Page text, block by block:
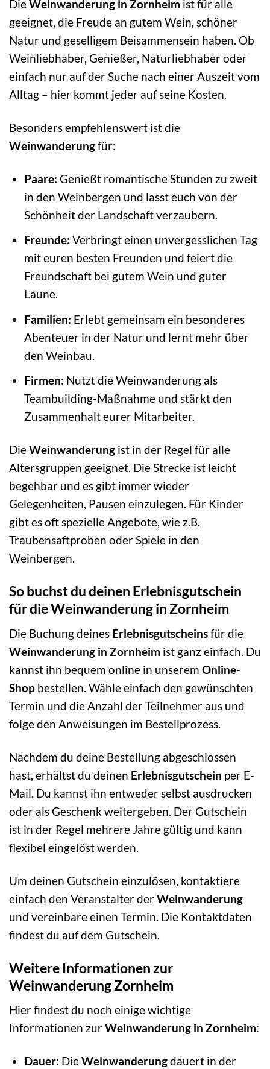
DieWeinwanderung in Zornheim ist für alle
geeignet, die Freude an gutem Wein, schöner
Natur und geselligem Beisammensein haben. Ob
Weinliebhaber, Genießer, Naturliebhaber oder
einfach nur auf der Suche nach einer Auszeit vom
Alltag – hier kommt jeder auf seine Kosten.
Besonders empfehlenswert ist die
Weinwanderungfür:
Paare: Genießt romantische Stunden zu zweit
in den Weinbergen und lasst euch von der
Schönheit der Landschaft verzaubern.
Freunde: Verbringt einen unvergesslichen Tag
mit euren besten Freunden und feiert die
Freundschaft bei gutem Wein und guter
Laune.
Familien: Erlebt gemeinsam ein besonderes
Abenteuer in der Natur und lernt mehr über
den Weinbau.
Firmen: Nutzt die Weinwanderung als
Teambuilding-Maßnahme und stärkt den
Zusammenhalt eurer Mitarbeiter.
DieWeinwanderung ist in der Regel für alle
Altersgruppen geeignet. Die Strecke ist leicht
begehbar und es gibt immer wieder
Gelegenheiten, Pausen einzulegen. Für Kinder
gibt es oft spezielle Angebote, wie z.B.
Traubensaftproben oder Spiele in den
Weinbergen.
So buchst du deinen Erlebnisgutschein
für die Weinwanderung in Zornheim
Die Buchung deines Erlebnisgutscheinsfür die
Weinwanderung in Zornheim ist ganz einfach. Du
kannst ihn bequem online in unserem Online-
Shop bestellen. Wähle einfach den gewünschten
Termin und die Anzahl der Teilnehmer aus und
folge den Anweisungen im Bestellprozess.
Nachdem du deine Bestellung abgeschlossen
hast, erhältst du deinen Erlebnisgutschein per E-
Mail. Du kannst ihn entweder selbst ausdrucken
oder als Geschenk weitergeben. Der Gutschein
ist in der Regel mehrere Jahre gültig und kann
flexibel eingelöst werden.
Um deinen Gutschein einzulösen, kontaktiere
einfach den Veranstalter derWeinwanderung
und vereinbare einen Termin. Die Kontaktdaten
findest du auf dem Gutschein.
Weitere Informationen zur
Weinwanderung Zornheim
Hier findest du noch einige wichtige
Informationen zurWeinwanderung in Zornheim:
Dauer: DieWeinwanderungdauert in der